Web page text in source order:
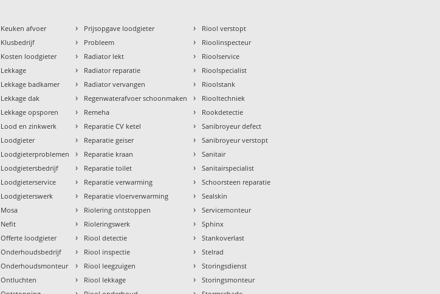
Keuken afvoer
Klusbedrijf
Kosten loodgieter
Lekkage
Lekkage badkamer
Lekkage dak
Lekkage opsporen
Lood en zinkwerk
Loodgieter
Loodgieterproblemen
Loodgietersbedrijf
Loodgieterservice
Loodgieterswerk
Mosa
Nefit
Offerte loodgieter
Onderhoudsbedrijf
Onderhoudsmonteur
Ontluchten
› Prijsopgave loodgieter
› Probleem
› Radiator lekt
› Radiator reparatie
› Radiator vervangen
› Regenwaterafvoer schoonmaken
› Remeha
› Reparatie CV ketel
› Reparatie geiser
› Reparatie kraan
› Reparatie toilet
› Reparatie verwarming
› Reparatie vloerverwarming
› Riolering ontstoppen
› Rioleringswerk
› Riool detectie
› Riool inspectie
› Riool leegzuigen
› Riool lekkage
› Riool verstopt
› Rioolinspecteur
› Rioolservice
› Rioolspecialist
› Rioolstank
› Riooltechniek
› Rookdetectie
› Sanibroyeur defect
› Sanibroyeur verstopt
› Sanitair
› Sanitairspecialist
› Schoorsteen reparatie
› Sealskin
› Servicemonteur
› Sphinx
› Stankoverlast
› Stelrad
› Storingsdienst
› Storingsmonteur